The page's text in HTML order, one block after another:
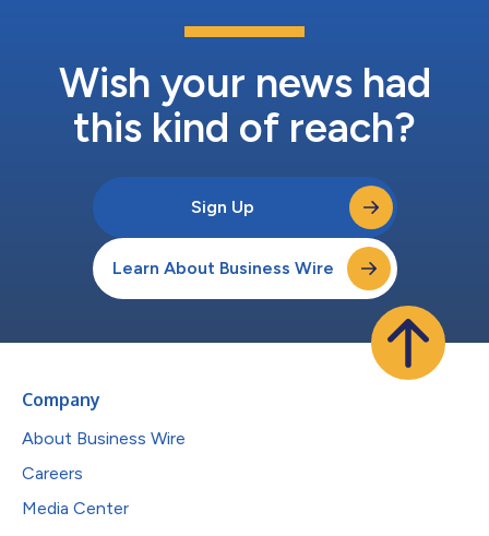
Wish your news had
this kind of reach?
Sign Up
Learn About Business Wire
Company
About Business Wire
Careers
Media Center